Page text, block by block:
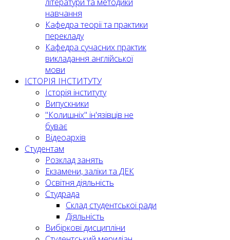
навчання
Кафедра теорії та практики
перекладу
Кафедра сучасних практик
викладання англійської
мови
ІСТОРІЯ ІНСТИТУТУ
Історія інституту
Випускники
"Колишніх" ін'язівців не
буває
Відеоархів
Студентам
Розклад занять
Екзамени, заліки та ДЕК
Освітня діяльність
Студрада
Склад студентської ради
Діяльність
Вибіркові дисципліни